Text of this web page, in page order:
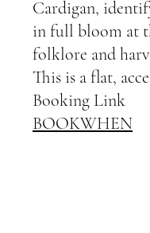
Cardigan,
in full bloom at
folklore and
This is a flat,
Booking Link
BOOKWHEN